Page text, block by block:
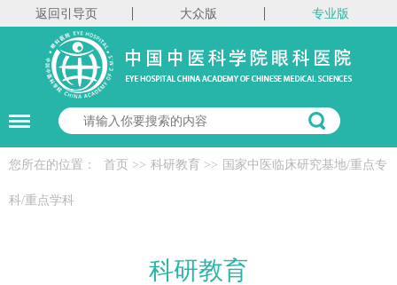
返回引导页 大众版 专业版
您所在的位置： 首页 >> 科研教育 >> 国家中医临床研究基地/重点专
科/重点学科
科研教育